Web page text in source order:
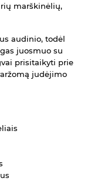
marškinėlių,
audinio, todėl
juosmuo su
prisitaikyti prie
judėjimo